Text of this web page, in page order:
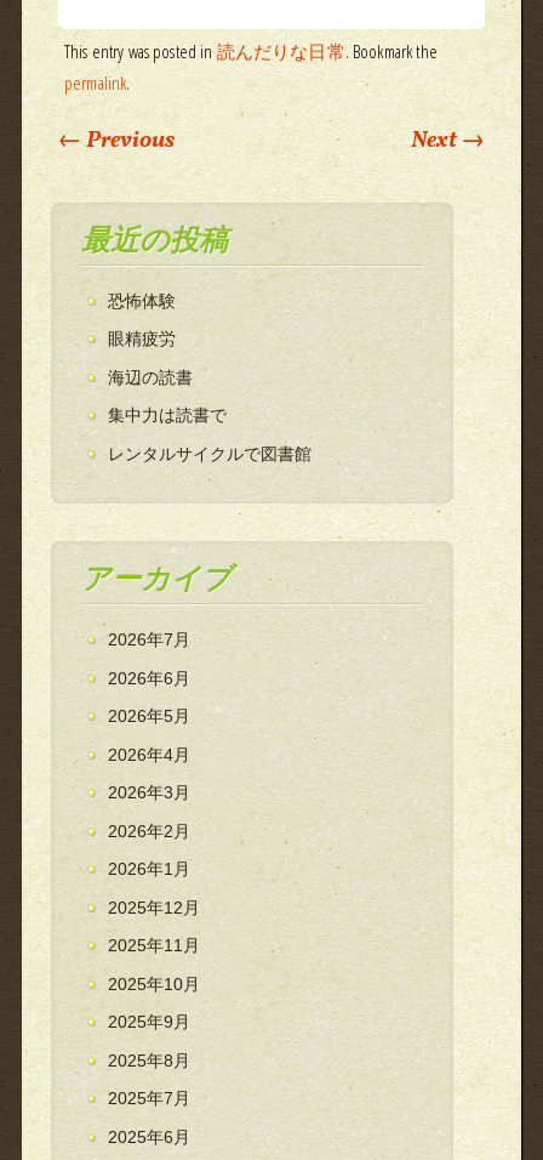
This entry was posted in 読んだりな日常. Bookmark the
permalink.
Post navigation
←Previous Next→
最近の投稿
恐怖体験
眼精疲労
海辺の読書
集中力は読書で
レンタルサイクルで図書館
アーカイブ
2026年7月
2026年6月
2026年5月
2026年4月
2026年3月
2026年2月
2026年1月
2025年12月
2025年11月
2025年10月
2025年9月
2025年8月
2025年7月
2025年6月